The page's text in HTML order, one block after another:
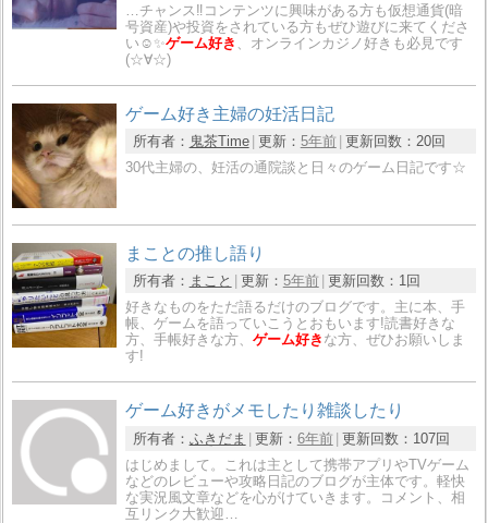
…チャンス‼️コンテンツに興味がある方も仮想通貨(暗
号資産)や投資をされている方もぜひ遊びに来てくださ
い☺️✨ゲーム好き
、オンラインカジノ好きも必見です
(☆∀☆)
ゲーム好き主婦の妊活日記
所有者： 鬼茶Time 更新： 5年前 更新回数： 20回
30代主婦の、妊活の通院談と日々のゲーム日記です☆
まことの推し語り
所有者： まこと 更新： 5年前 更新回数： 1回
好きなものをただ語るだけのブログです。主に本、手
帳、ゲームを語っていこうとおもいます!読書好きな
方、手帳好きな方、ゲーム好き な方、ぜひお願いしま
す!
ゲーム好きがメモしたり雑談したり
所有者： ふきだま 更新： 6年前 更新回数： 107回
はじめまして。これは主として携帯アプリやTVゲーム
などのレビューや攻略日記のブログが主体です。軽快
な実況風文章などを心がけていきます。コメント、相
互リンク大歓迎…